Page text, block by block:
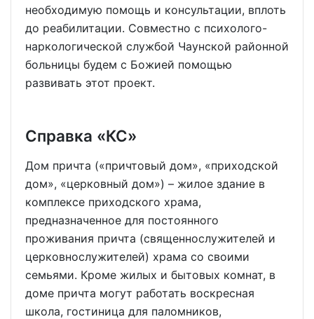
необходимую помощь и консультации, вплоть
до реабилитации. Совместно с психолого-
наркологической службой Чаунской районной
больницы будем с Божией помощью
развивать этот проект.
Справка «КС»
Дом причта («причтовый дом», «приходской
дом», «церковный дом») – жилое здание в
комплексе приходского храма,
предназначенное для постоянного
проживания причта (священнослужителей и
церковнослужителей) храма со своими
семьями. Кроме жилых и бытовых комнат, в
доме причта могут работать воскресная
школа, гостиница для паломников,